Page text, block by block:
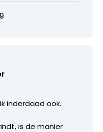
inderdaad ook.
is de manier